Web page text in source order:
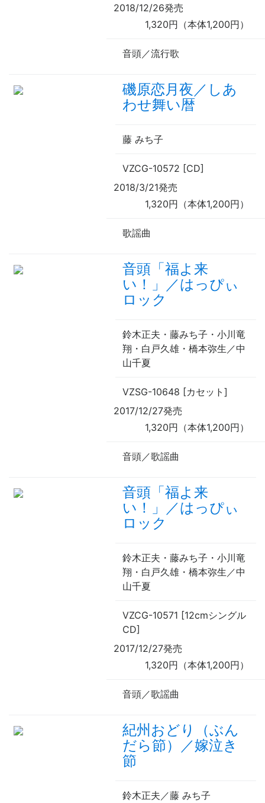
2018/12/26発売
1,320円（本体1,200円）
音頭／流行歌
磯原恋月夜／しあ
わせ舞い暦
藤 みち子
VZCG-10572 [CD]
2018/3/21発売
1,320円（本体1,200円）
歌謡曲
音頭「福よ来
い！」／はっぴぃ
ロック
鈴木正夫・藤みち子・小川竜
翔・白戸久雄・橋本弥生／中
山千夏
VZSG-10648 [カセット]
2017/12/27発売
1,320円（本体1,200円）
音頭／歌謡曲
音頭「福よ来
い！」／はっぴぃ
ロック
鈴木正夫・藤みち子・小川竜
翔・白戸久雄・橋本弥生／中
山千夏
VZCG-10571 [12cmシングル
CD]
2017/12/27発売
1,320円（本体1,200円）
音頭／歌謡曲
紀州おどり（ぶん
だら節）／嫁泣き
節
鈴木正夫／藤 みち子